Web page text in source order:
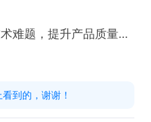
难题，提升产品质量与
看到的，谢谢！